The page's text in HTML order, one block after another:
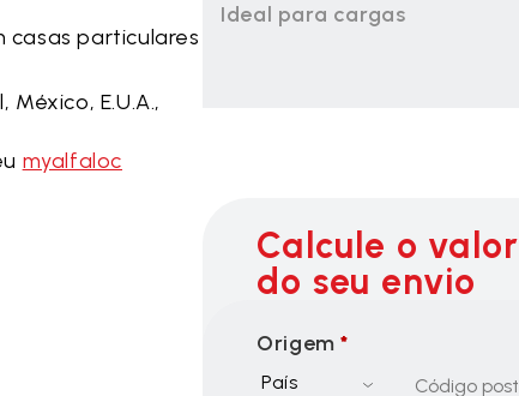
casas particulares
E.U.A.,
myalfaloc
Ideal para cargas
Calcule o valor
do seu envio
Origem *
País